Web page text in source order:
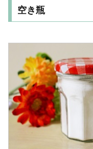
空き瓶